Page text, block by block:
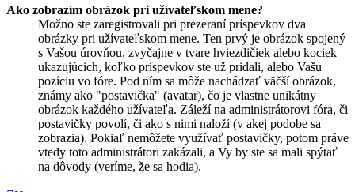
Ako zobrazím obrázok pri užívateľskom mene?
Možno ste zaregistrovali pri prezeraní príspevkov dva
obrázky pri užívateľskom mene. Ten prvý je obrázok spojený
s Vašou úrovňou, zvyčajne v tvare hviezdičiek alebo kociek
ukazujúcich, koľko príspevkov ste už pridali, alebo Vašu
pozíciu vo fóre. Pod ním sa môže nachádzať väčší obrázok,
známy ako "postavička" (avatar), čo je vlastne unikátny
obrázok každého užívateľa. Záleží na administrátorovi fóra, či
postavičky povolí, či ako s nimi naloží (v akej podobe sa
zobrazia). Pokiaľ nemôžete využívať postavičky, potom práve
vtedy toto administrátori zakázali, a Vy by ste sa mali spýtať
na dôvody (veríme, že sa hodia).